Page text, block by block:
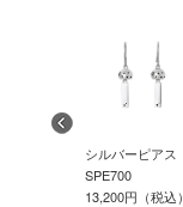
シルバーピアス
SPE700
13,200円（税込）